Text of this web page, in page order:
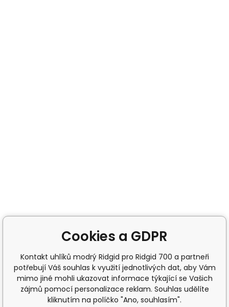
Cookies a GDPR
Kontakt uhlíků modrý Ridgid pro Ridgid 700 a partneři
potřebují Váš souhlas k využití jednotlivých dat, aby Vám
mimo jiné mohli ukazovat informace týkající se Vašich
zájmů pomocí personalizace reklam. Souhlas udělíte
kliknutím na políčko "Ano, souhlasím".